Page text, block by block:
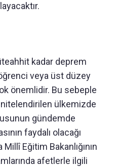
kadar deprem
veya üst düzey
önemlidir. Bu sebeple
ülkemizde
gündemde
faydalı olacağı
Eğitim Bakanlığının
afetlerle ilgili